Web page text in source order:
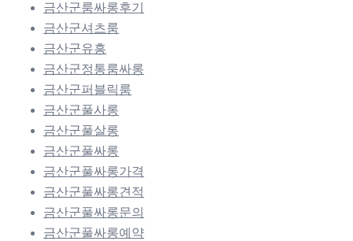
금산군룸싸롱후기
금산군셔츠룸
금산군유흥
금산군정통룸싸롱
금산군퍼블릭룸
금산군풀사롱
금산군풀살롱
금산군풀싸롱
금산군풀싸롱가격
금산군풀싸롱견적
금산군풀싸롱문의
금산군풀싸롱예약